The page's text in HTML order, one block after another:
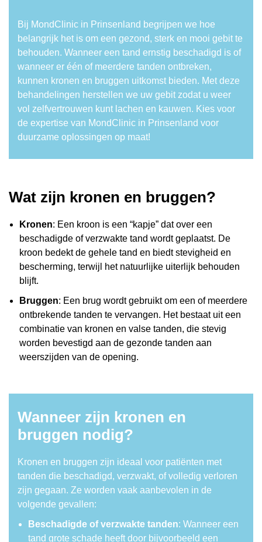
Bij MondClinic in Prinsenland begrijpen we hoe
belangrijk het is om een gezond, sterk en mooi gebit te
behouden. Wanneer een tand ernstig beschadigd is of
wanneer er één of meerdere tanden ontbreken,
kunnen kronen en bruggen uitkomst bieden. Met deze
behandelingen herstellen we uw gebit zodat u weer
vol zelfvertrouwen kunt lachen en kauwen. Kies voor
de expertise van MondClinic in Prinsenland voor
duurzame oplossingen op maat!
Wat zijn kronen en bruggen?
Kronen: Een kroon is een “kapje” dat over een
beschadigde of verzwakte tand wordt geplaatst. De
kroon bedekt de gehele tand en biedt stevigheid en
bescherming, terwijl het natuurlijke uiterlijk behouden
blijft.
Bruggen: Een brug wordt gebruikt om een of meerdere
ontbrekende tanden te vervangen. Het bestaat uit een
combinatie van kronen en valse tanden, die stevig
worden bevestigd aan de gezonde tanden aan
weerszijden van de opening.
Wanneer zijn kronen en
bruggen nodig?
Kronen en bruggen zijn ideaal voor patiënten met
tanden die beschadigd, verzwakt, of volledig verloren
zijn gegaan. Ze worden vaak aanbevolen in de
volgende gevallen:
Beschadigde of verzwakte tanden: Wanneer een
tand grote schade heeft door bijvoorbeeld een